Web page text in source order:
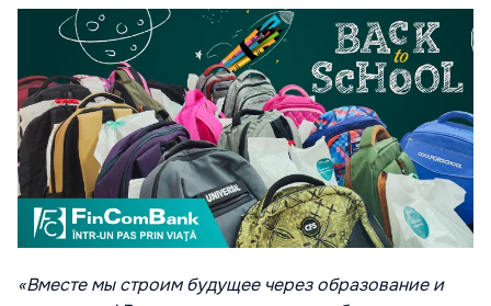
«Вместе мы строим будущее через образование и